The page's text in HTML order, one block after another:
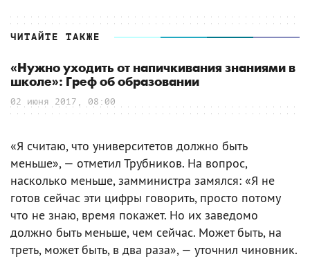
ЧИТАЙТЕ ТАКЖЕ
«Нужно уходить от напичкивания знаниями в
школе»: Греф об образовании
02 июня 2017, 08:00
«Я считаю, что университетов должно быть
меньше», — отметил Трубников. На вопрос,
насколько меньше, замминистра замялся: «Я не
готов сейчас эти цифры говорить, просто потому
что не знаю, время покажет. Но их заведомо
должно быть меньше, чем сейчас. Может быть, на
треть, может быть, в два раза», — уточнил чиновник.